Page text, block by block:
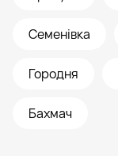
Семенівка
Городня
Бахмач